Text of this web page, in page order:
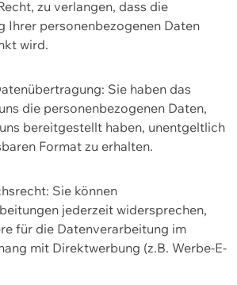
zu verlangen, dass die
Ihrer personenbezogenen Daten
wird.
Sie haben das
die personenbezogenen Daten,
bereitgestellt haben, unentgeltlich
Format zu erhalten.
Sie können
jederzeit widersprechen,
für die Datenverarbeitung im
mit Direktwerbung (z.B. Werbe-E-